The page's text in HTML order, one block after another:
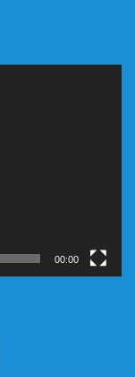
00:00